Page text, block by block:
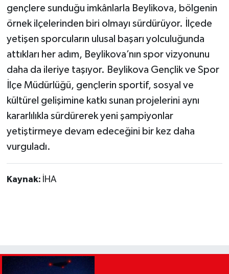
gençlere sunduğu imkânlarla Beylikova, bölgenin
örnek ilçelerinden biri olmayı sürdürüyor. İlçede
yetişen sporcuların ulusal başarı yolculuğunda
attıkları her adım, Beylikova’nın spor vizyonunu
daha da ileriye taşıyor. Beylikova Gençlik ve Spor
İlçe Müdürlüğü, gençlerin sportif, sosyal ve
kültürel gelişimine katkı sunan projelerini aynı
kararlılıkla sürdürerek yeni şampiyonlar
yetiştirmeye devam edeceğini bir kez daha
vurguladı.
Kaynak: İHA